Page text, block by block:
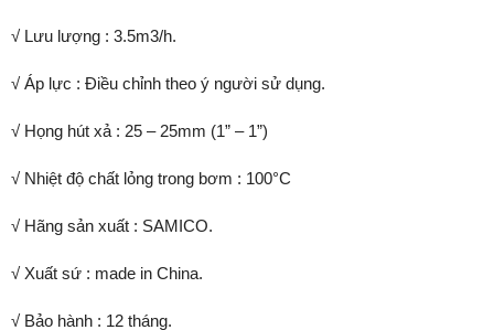
√ Lưu lượng : 3.5m3/h.
√ Áp lực : Điều chỉnh theo ý người sử dụng.
√ Họng hút xả : 25 – 25mm (1” – 1”)
√ Nhiệt độ chất lỏng trong bơm : 100°C
√ Hãng sản xuất : SAMICO.
√ Xuất sứ : made in China.
√ Bảo hành : 12 tháng.